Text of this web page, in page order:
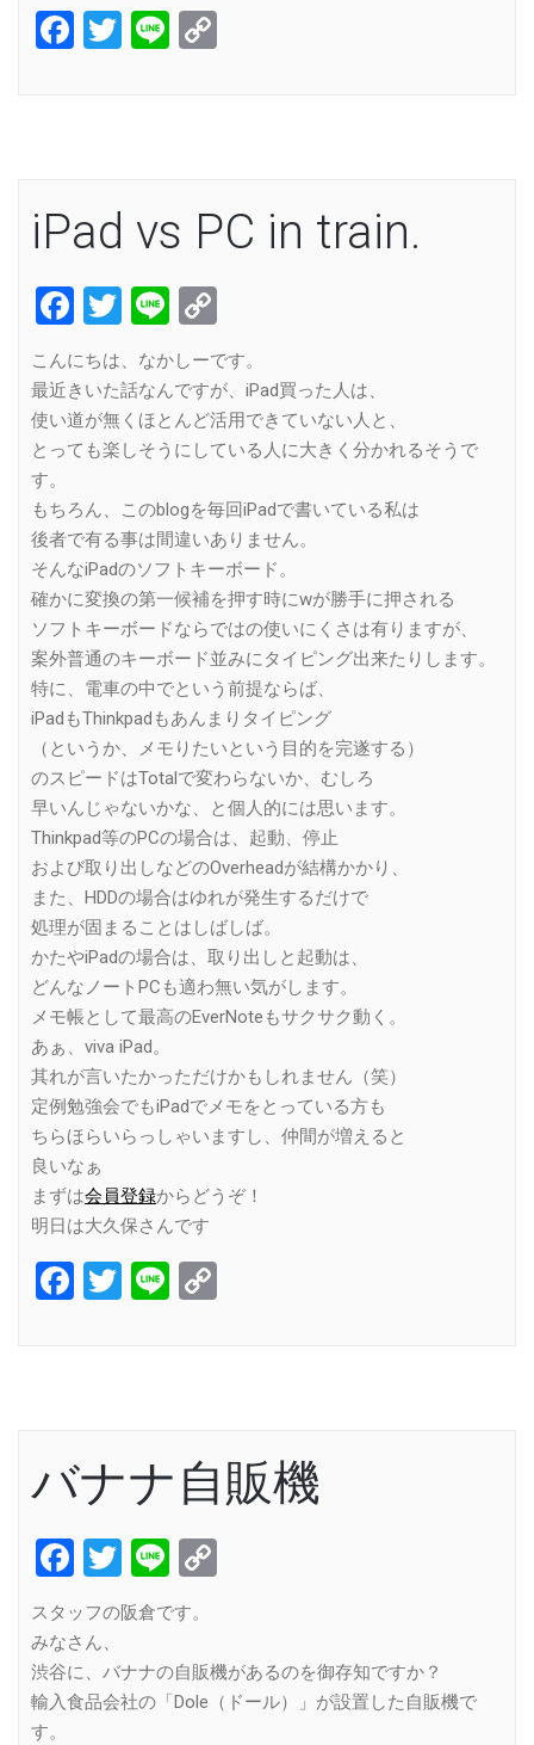
Facebook
Twitter
Line
iPad vs PC in train.
Facebook
Twitter
Line
Link
こんにちは、なかしーです。
最近きいた話なんですが、iPad買った人は、
使い道が無くほとんど活用できていない人と、
とっても楽しそうにしている人に大きく分かれるそうで
す。
もちろん、このblogを毎回iPadで書いている私は
後者で有る事は間違いありません。
そんなiPadのソフトキーボード。
確かに変換の第一候補を押す時にwが勝手に押される
ソフトキーボードならではの使いにくさは有りますが、
案外普通のキーボード並みにタイピング出来たりします。
特に、電車の中でという前提ならば、
iPadもThinkpadもあんまりタイピング
（というか、メモりたいという目的を完遂する）
のスピードはTotalで変わらないか、むしろ
早いんじゃないかな、と個人的には思います。
Thinkpad等のPCの場合は、起動、停止
および取り出しなどのOverheadが結構かかり、
また、HDDの場合はゆれが発生するだけで
処理が固まることはしばしば。
かたやiPadの場合は、取り出しと起動は、
どんなノートPCも適わ無い気がします。
メモ帳として最高のEverNoteもサクサク動く。
あぁ、viva iPad。
其れが言いたかっただけかもしれません（笑）
定例勉強会でもiPadでメモをとっている方も
ちらほらいらっしゃいますし、仲間が増えると
良いなぁ
まずは会員登録からどうぞ！
明日は大久保さんです
Facebook
Twitter
Line
バナナ自販機
Facebook
Twitter
Line
スタッフの阪倉です。
みなさん、
渋谷に、バナナの自販機があるのを御存知ですか？
輸入食品会社の「Dole（ドール）」が設置した自販機で
す。